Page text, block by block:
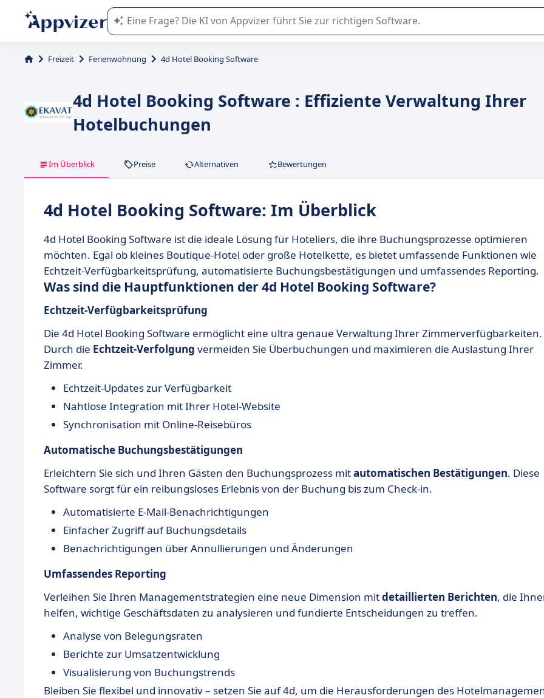
Die KI von Appvizer führt Sie bei der Nutzung oder Auswahl von SaaS-Software in Unternehmen.
Freizeit Ferienwohnung 4d Hotel Booking Software
4d Hotel Booking Software : Effiziente Verwaltung Ihrer
Hotelbuchungen
Im Überblick Preise Alternativen Bewertungen
4d Hotel Booking Software: Im Überblick
4d Hotel Booking Software ist die ideale Lösung für Hoteliers, die ihre Buchungsprozesse optimieren
möchten. Egal ob kleines Boutique-Hotel oder große Hotelkette, es bietet umfassende Funktionen wie
Echtzeit-Verfügbarkeitsprüfung, automatisierte Buchungsbestätigungen und umfassendes Reporting.
Was sind die Hauptfunktionen der 4d Hotel Booking Software?
Echtzeit-Verfügbarkeitsprüfung
Die 4d Hotel Booking Software ermöglicht eine ultra genaue Verwaltung Ihrer Zimmerverfügbarkeiten.
Durch die Echtzeit-Verfolgung vermeiden Sie Überbuchungen und maximieren die Auslastung Ihrer
Zimmer.
Echtzeit-Updates zur Verfügbarkeit
Nahtlose Integration mit Ihrer Hotel-Website
Synchronisation mit Online-Reisebüros
Automatische Buchungsbestätigungen
Erleichtern Sie sich und Ihren Gästen den Buchungsprozess mitautomatischen Bestätigungen. Diese
Software sorgt für ein reibungsloses Erlebnis von der Buchung bis zum Check-in.
Automatisierte E-Mail-Benachrichtigungen
Einfacher Zugriff auf Buchungsdetails
Benachrichtigungen über Annullierungen und Änderungen
Umfassendes Reporting
Verleihen Sie Ihren Managementstrategien eine neue Dimension mitdetaillierten Berichten, die
helfen, wichtige Geschäftsdaten zu analysieren und fundierte Entscheidungen zu treffen.
Analyse von Belegungsraten
Berichte zur Umsatzentwicklung
Visualisierung von Buchungstrends
Bleiben Sie flexibel und innovativ – setzen Sie auf 4d, um die Herausforderungen des